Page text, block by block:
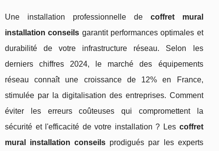
Une installation professionnelle de coffret mural
installation conseils garantit performances optimales et
durabilité de votre infrastructure réseau. Selon les
derniers chiffres 2024, le marché des équipements
réseau connaît une croissance de 12% en France,
stimulée par la digitalisation des entreprises. Comment
éviter les erreurs coûteuses qui compromettent la
sécurité et l'efficacité de votre installation ? Les coffret
mural installation conseils prodigués par les experts